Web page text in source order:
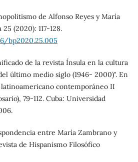
de Alfonso Reyes y María
(2020): 117-128.
bp2020.25.005
de la revista Ínsula en la cultura
último medio siglo (1946- 2000)". En
contemporáneo II
79-112. Cuba: Universidad
entre María Zambrano y
de Hispanismo Filosófico